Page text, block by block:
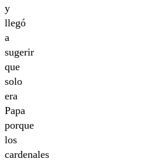
y
llegó
a
sugerir
que
solo
era
Papa
porque
los
cardenales